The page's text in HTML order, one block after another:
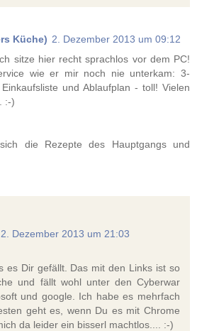
Küche) 2. Dezember 2013 um 09:12
sitze hier recht sprachlos vor dem PC!
wie er mir noch nie unterkam: 3-
und Ablaufplan - toll! Vielen
:-)
die Rezepte des Hauptgangs und
2. Dezember 2013 um 21:03
es Dir gefällt. Das mit den Links ist so
und fällt wohl unter den Cyberwar
und google. Ich habe es mehrfach
geht es, wenn Du es mit Chrome
da leider ein bisserl machtlos.... :-)